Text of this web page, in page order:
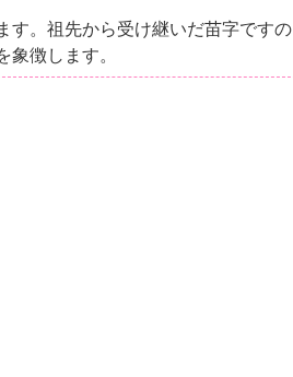
す。祖先から受け継いだ苗字ですの
象徴します。